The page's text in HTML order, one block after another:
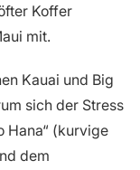
Koffer
mit.
Kauai und Big
sich der Stress
Hana“ (kurvige
dem